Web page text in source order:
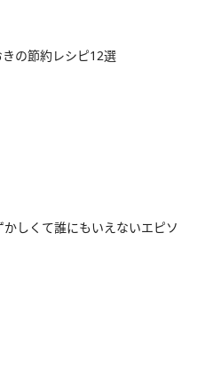
の節約レシピ12選
しくて誰にもいえないエピソ